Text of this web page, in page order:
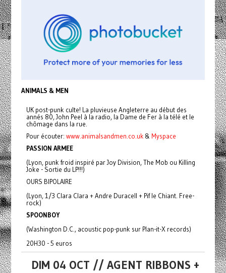
ANIMALS & MEN
UK post-punk culte! La pluvieuse Angleterre au début des
annés 80, John Peel à la radio, la Dame de Fer à la télé et le
chômage dans la rue.
Pour écouter: www.animalsandmen.co.uk& Myspace
PASSION ARMEE
(Lyon, punk froid inspiré par Joy Division, The Mob ou Killing
Joke - Sortie du LP!!!)
OURS BIPOLAIRE
(Lyon, 1/3 Clara Clara + Andre Duracell + Pif le Chiant. Free-
rock)
SPOONBOY
(Washington D.C., acoustic pop-punk sur Plan-it-X records)
20H30 - 5 euros
DIM 04 OCT // AGENT RIBBONS +